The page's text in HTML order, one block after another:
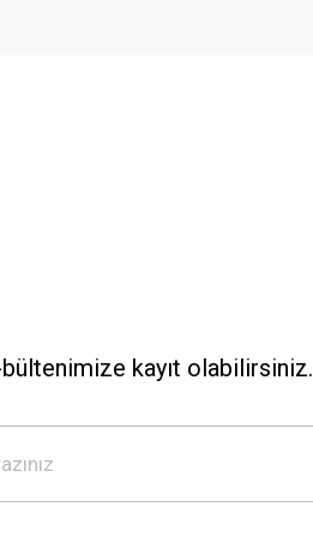
kayıt olabilirsiniz.